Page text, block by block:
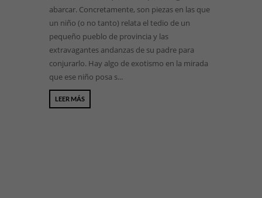
abarcar. Concretamente, son piezas en las que
un niño (o no tanto) relata el tedio de un
pequeño pueblo de provincia y las
extravagantes andanzas de su padre para
conjurarlo. Hay algo de exotismo en la mirada
que ese niño posa s...
LEER MÁS